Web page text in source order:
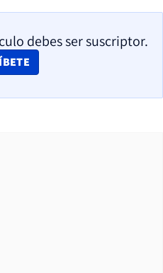
debes ser suscriptor.
NEW WINDOW